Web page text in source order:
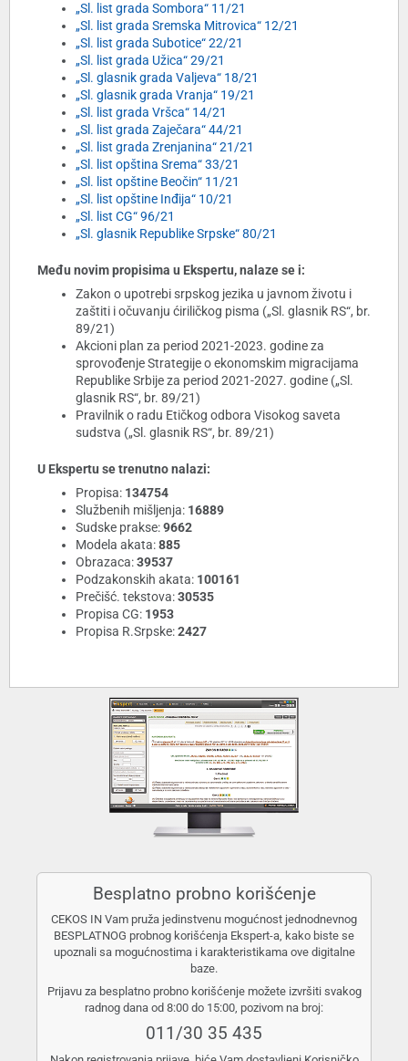
„Sl. list grada Sombora“ 11/21
„Sl. list grada Sremska Mitrovica“ 12/21
„Sl. list grada Subotice“ 22/21
„Sl. list grada Užica“ 29/21
„Sl. glasnik grada Valjeva“ 18/21
„Sl. glasnik grada Vranja“ 19/21
„Sl. list grada Vršca“ 14/21
„Sl. list grada Zaječara“ 44/21
„Sl. list grada Zrenjanina“ 21/21
„Sl. list opština Srema“ 33/21
„Sl. list opštine Beočin“ 11/21
„Sl. list opštine Inđija“ 10/21
„Sl. list CG“ 96/21
„Sl. glasnik Republike Srpske“ 80/21
Među novim propisima u Ekspertu, nalaze se i:
Zakon o upotrebi srpskog jezika u javnom životu i
zaštiti i očuvanju ćiriličkog pisma („Sl. glasnik RS“, br.
89/21)
Akcioni plan za period 2021-2023. godine za
sprovođenje Strategije o ekonomskim migracijama
Republike Srbije za period 2021-2027. godine („Sl.
glasnik RS“, br. 89/21)
Pravilnik o radu Etičkog odbora Visokog saveta
sudstva („Sl. glasnik RS“, br. 89/21)
U Ekspertu se trenutno nalazi:
Propisa: 134754
Službenih mišljenja: 16889
Sudske prakse:9662
Modela akata:885
Obrazaca:39537
Podzakonskih akata: 100161
Prečišć. tekstova:30535
Propisa CG: 1953
Propisa R.Srpske:2427
Besplatno probno korišćenje
CEKOS IN Vam pruža jedinstvenu mogućnost jednodnevnog
BESPLATNOG probnog korišćenja Ekspert-a, kako biste se
upoznali sa mogućnostima i karakteristikama ove digitalne
baze.
Prijavu za besplatno probno korišćenje možete izvršiti svakog
radnog dana od 8:00 do 15:00, pozivom na broj:
011/30 35 435